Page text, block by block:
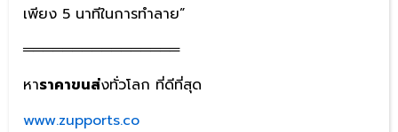
เพียง 5 นาทีในการทำลาย”
════════════════
หาราคาขนส่งทั่วโลก ที่ดีที่สุด
www.zupports.co